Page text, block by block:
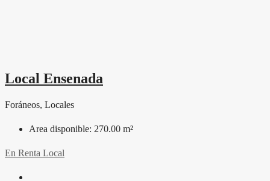
Local Ensenada
Foráneos, Locales
Area disponible: 270.00 m²
En Renta Local